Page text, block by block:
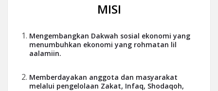
MISI
Mengembangkan Dakwah sosial ekonomi yang
menumbuhkan ekonomi yang rohmatan lil
aalamiin.
Memberdayakan anggota dan masyarakat
melalui pengelolaan Zakat, Infaq, Shodaqoh,